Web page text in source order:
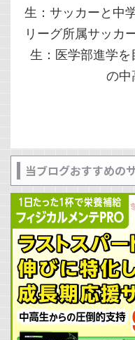
生：サッカーと中
リーグ所属サッカ
生：医学部進学
の中
当ブログおすすめの